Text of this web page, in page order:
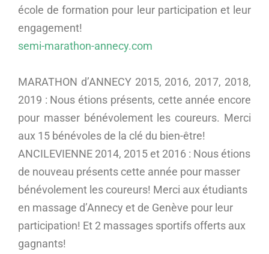
école de formation pour leur participation et leur
engagement!
semi-marathon-annecy.com
MARATHON d’ANNECY 2015, 2016, 2017, 2018,
2019 : Nous étions présents, cette année encore
pour masser bénévolement les coureurs. Merci
aux 15 bénévoles de la clé du bien-être!
ANCILEVIENNE 2014, 2015 et 2016 : Nous étions
de nouveau présents cette année pour masser
bénévolement les coureurs! Merci aux étudiants
en massage d’Annecy et de Genève pour leur
participation! Et 2 massages sportifs offerts aux
gagnants!